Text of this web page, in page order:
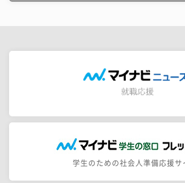
学生のための社会人準備応援サ